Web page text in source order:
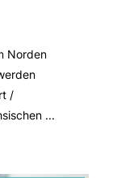
Norden
/
...